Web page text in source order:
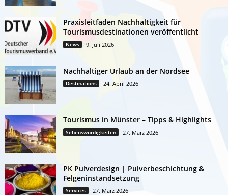
Praxisleitfaden Nachhaltigkeit für
Tourismusdestinationen veröffentlicht
News 9. Juli 2026
Nachhaltiger Urlaub an der Nordsee
Destinations 24. April 2026
Tourismus in Münster – Tipps & Highlights
Sehenswürdigkeiten 27. März 2026
PK Pulverdesign | Pulverbeschichtung &
Felgeninstandsetzung
Services 27. März 2026